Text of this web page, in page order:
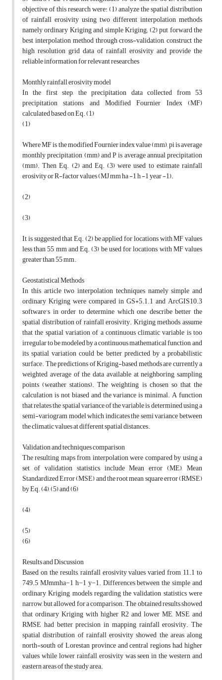
objective of this research were: (1) analyze the spatial distribution
of rainfall erosivity using two different interpolation methods
namely ordinary Kriging and simple Kriging; (2) put forward the
best interpolation method through cross-validation, construct the
high resolution grid data of rainfall erosivity and provide the
reliable information for relevant researches
Monthly rainfall erosivity model
In the first step, the precipitation data collected from 53
precipitation stations and Modified Fournier Index (MF)
calculated based on Eq. (1)
(1)
Where MF is the modified Fournier index value (mm), pi is average
monthly precipitation (mm) and P is average annual precipitation
(mm). Then Eq. (2) and Eq. (3) were used to estimate rainfall
erosivity or R-factor values (MJ mm ha -1 h -1 year -1).
(2)
(3)
It is suggested that Eq. (2) be applied for locations with MF values
less than 55 mm and Eq. (3) be used for locations with MF values
greater than 55 mm.
Geostatistical Methods
In this article two interpolation techniques namely simple and
ordinary Kriging were compared in GS+5.1.1 and ArcGIS10.3
software’s in order to determine which one describe better the
spatial distribution of rainfall erosivity. Kriging methods assume
that the spatial variation of a continuous climatic variable is too
irregular to be modeled by a continuous mathematical function, and
its spatial variation could be better predicted by a probabilistic
surface. The predictions of Kriging-based methods are currently a
weighted average of the data available at neighboring sampling
points (weather stations). The weighting is chosen so that the
calculation is not biased and the variance is minimal. A function
that relates the spatial variance of the variable is determined using a
semi-variogram model which indicates the semi variance between
the climatic values at different spatial distances.
Validation and techniques comparison
The resulting maps from interpolation were compared by using a
set of validation statistics include Mean error (ME), Mean
Standardized Error (MSE) and the root mean square error (RMSE)
by Eq. (4), (5) and (6)
(4)
(5)
(6)
Results and Discussion
Based on the results, rainfall erosivity values varied from 11.1 to
749.5 MJmmha−1 h−1 y−1. Differences between the simple and
ordinary Kriging models regarding the validation statistics were
narrow, but allowed for a comparison. The obtained results showed
that ordinary Kriging with higher R2 and lower ME, MSE and
RMSE had better precision in mapping rainfall erosivity. The
spatial distribution of rainfall erosivity showed the areas along
north-south of Lorestan province and central regions had higher
values while lower rainfall erosivity was seen in the western and
eastern areas of the study area.